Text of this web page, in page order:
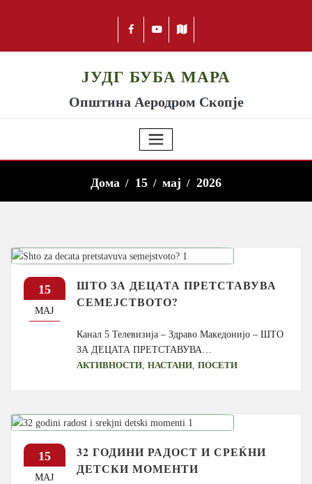
ЈУДГ БУБА МАРА
Општина Аеродром Скопје
Дома 15 мај 2026
15
МАЈ
ШТО ЗА ДЕЦАТА ПРЕТСТАВУВА
СЕМЕЈСТВОТО?
Канал 5 Телевизија – Здраво Македонијо – ШТО
ЗА ДЕЦАТА ПРЕТСТАВУВА…
АКТИВНОСТИ ,НАСТАНИ ,ПОСЕТИ
15
МАЈ
32 ГОДИНИ РАДОСТ И СРЕЌНИ
ДЕТСКИ МОМЕНТИ